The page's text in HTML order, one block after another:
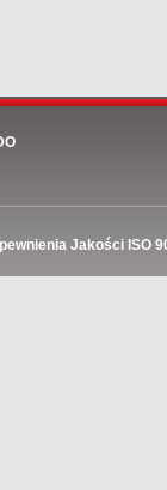
Jakości ISO